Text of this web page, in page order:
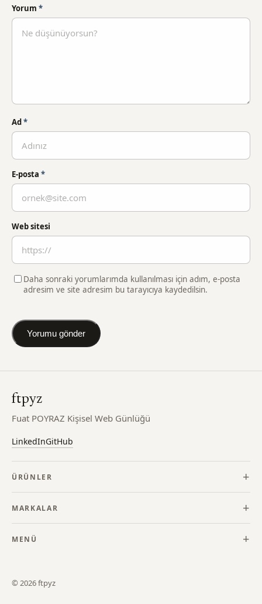
Yorum *
Ad*
E-posta *
Web sitesi
Daha sonraki yorumlarımda kullanılması için adım, e-posta
adresim ve site adresim bu tarayıcıya kaydedilsin.
ftpyz
Fuat POYRAZ Kişisel Web Günlüğü
LinkedInGitHub
ÜRÜNLER
POS Entegratör
Kargo Entegratör
Veyo AI Studio
MARKALAR
Gurmehub
MENÜ
Hakkımda
© 2026 ftpyz